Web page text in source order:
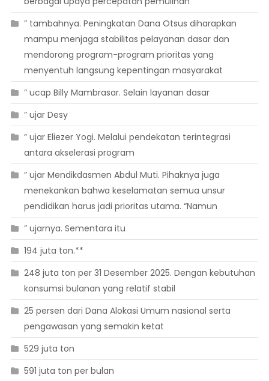
” tambahnya. Peningkatan Dana Otsus diharapkan
mampu menjaga stabilitas pelayanan dasar dan
mendorong program-program prioritas yang
menyentuh langsung kepentingan masyarakat
” ucap Billy Mambrasar. Selain layanan dasar
” ujar Desy
” ujar Eliezer Yogi. Melalui pendekatan terintegrasi
antara akselerasi program
” ujar Mendikdasmen Abdul Muti. Pihaknya juga
menekankan bahwa keselamatan semua unsur
pendidikan harus jadi prioritas utama. “Namun
” ujarnya. Sementara itu
194 juta ton.**
248 juta ton per 31 Desember 2025. Dengan kebutuhan
konsumsi bulanan yang relatif stabil
25 persen dari Dana Alokasi Umum nasional serta
pengawasan yang semakin ketat
529 juta ton
591 juta ton per bulan